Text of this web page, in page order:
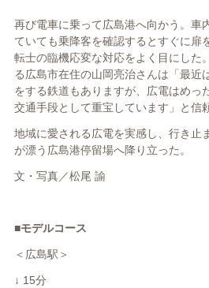
再び電車に乗って広島港へ向かう。車
ていても乗降客を確認するとすぐに扉
転士の臨機応変な対応をよく目にした
る広島市在住の山岡亮治さんは「最近
をする鉄道もありますが、広電はめっ
交通手段として重宝しています」と信
地域に愛される広電を実感し、行き止
が漂う広島港停留場へ降り立った。
文・写真／松尾 諭
■モデルコース
＜広島駅＞
↓ 15分